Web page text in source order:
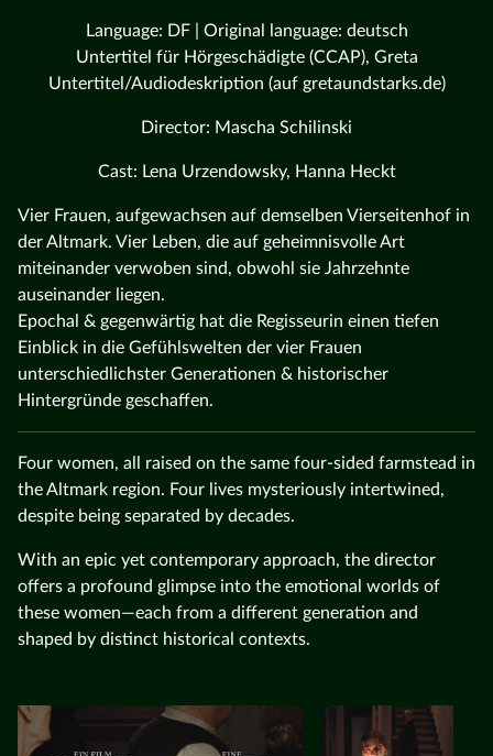
Language: DF | Original language: deutsch
Untertitel für Hörgeschädigte (CCAP), Greta
Untertitel/Audiodeskription (auf gretaundstarks.de)
Director: Mascha Schilinski
Cast: Lena Urzendowsky, Hanna Heckt
Vier Frauen, aufgewachsen auf demselben Vierseitenhof in
der Altmark. Vier Leben, die auf geheimnisvolle Art
miteinander verwoben sind, obwohl sie Jahrzehnte
auseinander liegen.
Epochal & gegenwärtig hat die Regisseurin einen tiefen
Einblick in die Gefühlswelten der vier Frauen
unterschiedlichster Generationen & historischer
Hintergründe geschaffen.
Four women, all raised on the same four-sided farmstead in
the Altmark region. Four lives mysteriously intertwined,
despite being separated by decades.
With an epic yet contemporary approach, the director
offers a profound glimpse into the emotional worlds of
these women—each from a different generation and
shaped by distinct historical contexts.